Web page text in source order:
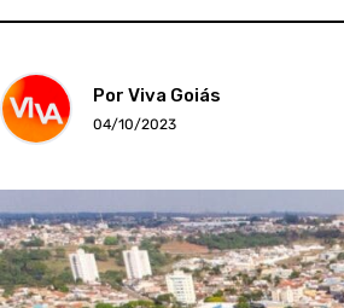
Por Viva Goiás
04/10/2023